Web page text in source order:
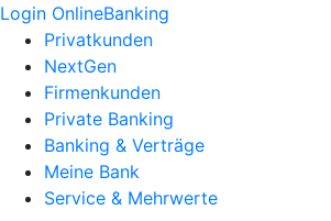
Login OnlineBanking
Privatkunden
NextGen
Firmenkunden
Private Banking
Banking & Verträge
Meine Bank
Service & Mehrwerte